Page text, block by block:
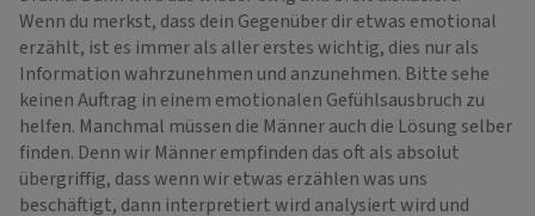
Wenn du merkst, dass dein Gegenüber dir etwas emotional
erzählt, ist es immer als aller erstes wichtig, dies nur als
Information wahrzunehmen und anzunehmen. Bitte sehe
keinen Auftrag in einem emotionalen Gefühlsausbruch zu
helfen. Manchmal müssen die Männer auch die Lösung selber
finden. Denn wir Männer empfinden das oft als absolut
übergriffig, dass wenn wir etwas erzählen was uns
beschäftigt, dann interpretiert wird analysiert wird und